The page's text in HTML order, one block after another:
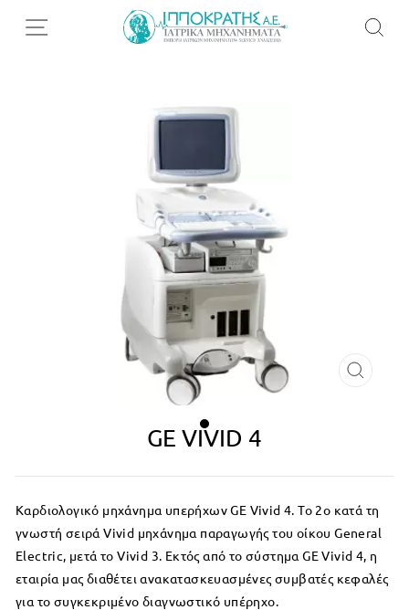
GE VIVID 4
Καρδιολογικό μηχάνημα υπερήχων GE Vivid 4. Το 2ο κατά τη
γνωστή σειρά Vivid μηχάνημα παραγωγής του οίκου General
Electric, μετά το Vivid 3. Εκτός από το σύστημα GE Vivid 4, η
εταιρία μας διαθέτει ανακατασκευασμένες συμβατές κεφαλές
για το συγκεκριμένο διαγνωστικό υπέρηχο.